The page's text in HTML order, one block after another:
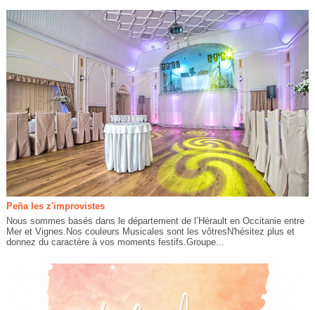
Peña les z'improvistes
Nous sommes basés dans le département de l’Hérault en Occitanie entre
Mer et Vignes.Nos couleurs Musicales sont les vôtresN'hésitez plus et
donnez du caractère à vos moments festifs.Groupe...